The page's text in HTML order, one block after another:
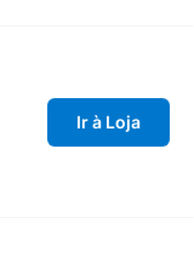
Ir à Loja